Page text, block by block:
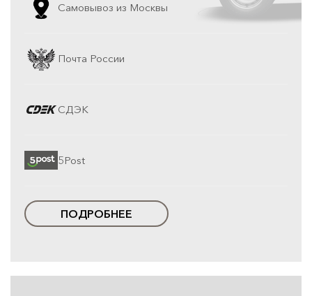
Самовывоз из Москвы
Почта России
СДЭК
5Post
ПОДРОБНЕЕ